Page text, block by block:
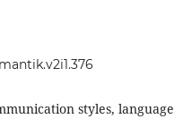
styles, language